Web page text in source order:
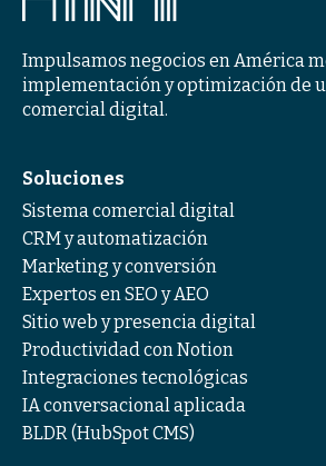
Impulsamos negocios en América
implementación y optimización de
comercial digital.
Soluciones
Sistema comercial digital
CRM y automatización
Marketing y conversión
Expertos en SEO y AEO
Sitio web y presencia digital
Productividad con Notion
Integraciones tecnológicas
IA conversacional aplicada
BLDR (HubSpot CMS)